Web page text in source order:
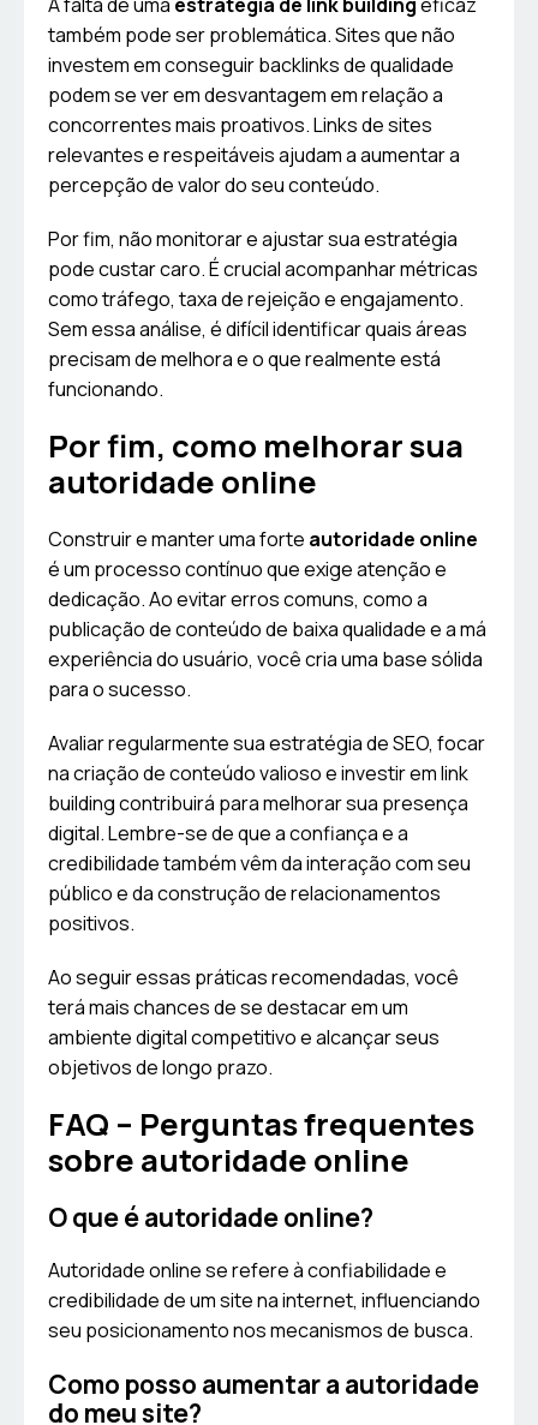
também pode ser problemática. Sites que não
investem em conseguir backlinks de qualidade
podem se ver em desvantagem em relação a
concorrentes mais proativos. Links de sites
relevantes e respeitáveis ajudam a aumentar a
percepção de valor do seu conteúdo.
Por fim, não monitorar e ajustar sua estratégia
pode custar caro. É crucial acompanhar métricas
como tráfego, taxa de rejeição e engajamento.
Sem essa análise, é difícil identificar quais áreas
precisam de melhora e o que realmente está
funcionando.
Por fim, como melhorar sua
autoridade online
Construir e manter uma forte autoridade online
é um processo contínuo que exige atenção e
dedicação. Ao evitar erros comuns, como a
publicação de conteúdo de baixa qualidade e a má
experiência do usuário, você cria uma base sólida
para o sucesso.
Avaliar regularmente sua estratégia de SEO, focar
na criação de conteúdo valioso e investir em link
building contribuirá para melhorar sua presença
digital. Lembre-se de que a confiança e a
credibilidade também vêm da interação com seu
público e da construção de relacionamentos
positivos.
Ao seguir essas práticas recomendadas, você
terá mais chances de se destacar em um
ambiente digital competitivo e alcançar seus
objetivos de longo prazo.
FAQ – Perguntas frequentes
sobre autoridade online
O que é autoridade online?
Autoridade online se refere à confiabilidade e
credibilidade de um site na internet, influenciando
seu posicionamento nos mecanismos de busca.
Como posso aumentar a autoridade
do meu site?